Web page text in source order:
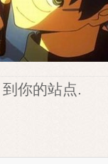
到你的站点.